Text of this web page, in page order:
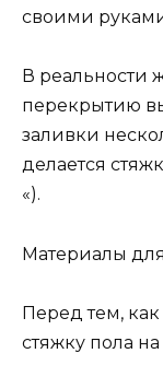
своими
В реальности
перекрытию
заливки
делается
«).
Материалы
Перед тем, как
стяжку пола